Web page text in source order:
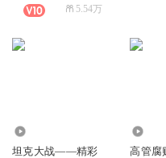
5.54万
坦克大战——精彩 高管腐